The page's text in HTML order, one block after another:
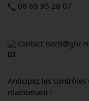
06 69 95 28 07
contact-nord@ghr-
Anticipez les
maintenant !